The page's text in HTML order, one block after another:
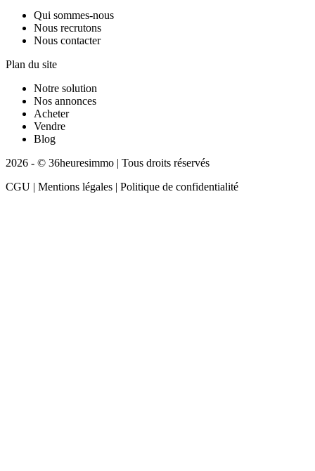
Qui sommes-nous
Nous recrutons
Nous contacter
Plan du site
Notre solution
Nos annonces
Acheter
Vendre
Blog
2026 - © 36heuresimmo | Tous droits réservés
CGU | Mentions légales | Politique de confidentialité